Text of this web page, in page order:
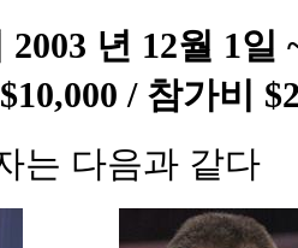
2003 년 12월 1일
/ 참가비
는 다음과 같다